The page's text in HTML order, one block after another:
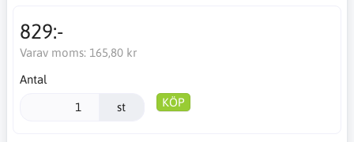
829:-
Varav moms: 165,80 kr
Antal
st KÖP